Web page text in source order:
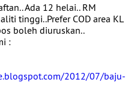
Ada 12 helai.. RM
tinggi..Prefer COD area KL
boleh diuruskan..
:
2012/07/baju-